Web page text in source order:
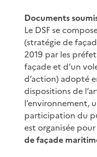
Documents
Le DSF se
(stratégie de
2019 par les
façade et d’un
d’action) adopté
dispositions de
l’environnement,
participation du
est organisée
de façade